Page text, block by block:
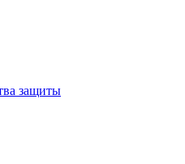
защиты